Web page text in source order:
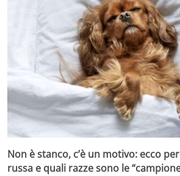
Non è stanco, c’è un motivo: ecco
russa e quali razze sono le